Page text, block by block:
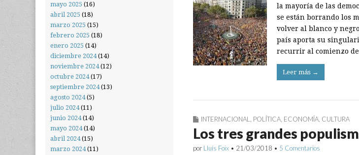
la mayoría de las
se están borrando los
volver al blanco y
país aporta su
recurrir al comienzo
Leer más →
INTERNACIONAL, POLÍTICA, ECONOMÍA, CULTURA
Los tres grandes
por Lluís Foix • 21/03/2018 • 5 Comentarios
mayo 2025 (16)
abril 2025 (18)
marzo 2025 (15)
febrero 2025 (18)
enero 2025 (14)
diciembre 2024(14)
noviembre 2024(12)
octubre 2024(17)
septiembre 2024(13)
agosto 2024(5)
julio 2024(11)
junio 2024(14)
mayo 2024(14)
abril 2024(15)
marzo 2024(11)